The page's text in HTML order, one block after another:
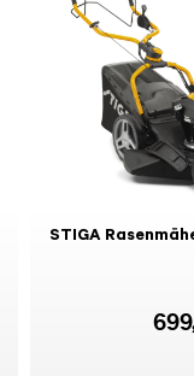
STIGA
699